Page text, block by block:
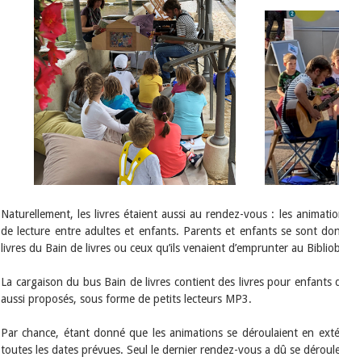
Naturellement, les livres étaient aussi au rendez-vous : les
de lecture entre adultes et enfants. Parents et enfants se sont
livres du Bain de livres ou ceux qu’ils venaient d’emprunter au
La cargaison du bus Bain de livres contient des livres pour
aussi proposés, sous forme de petits lecteurs MP3.
Par chance, étant donné que les animations se déroulaient en
toutes les dates prévues. Seul le dernier rendez-vous a dû se